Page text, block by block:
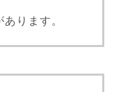
ります。